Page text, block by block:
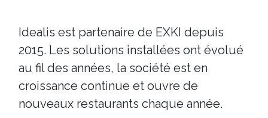
Idealis est partenaire de EXKI depuis
2015. Les solutions installées ont évolué
au fil des années, la société est en
croissance continue et ouvre de
nouveaux restaurants chaque année.